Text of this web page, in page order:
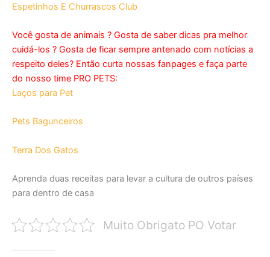
Espetinhos E Churrascos Club
Você gosta de animais ? Gosta de saber dicas pra melhor
cuidá-los ? Gosta de ficar sempre antenado com notícias a
respeito deles? Então curta nossas fanpages e faça parte
do nosso time PRO PETS:
Laços para Pet
Pets Bagunceiros
Terra Dos Gatos
Aprenda duas receitas para levar a cultura de outros países
para dentro de casa
Muito Obrigato PO Votar